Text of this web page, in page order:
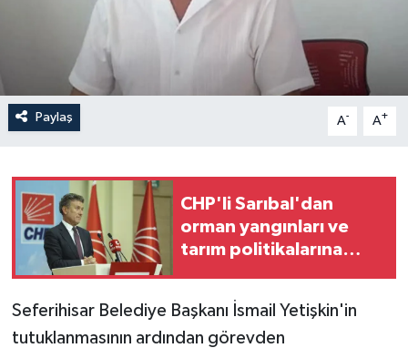
Paylaş A- A+
CHP'li Sarıbal'dan
orman yangınları ve
tarım politikalarına
Seferihisar Belediye Başkanı İsmail Yetişkin'in
tutuklanmasının ardından görevden